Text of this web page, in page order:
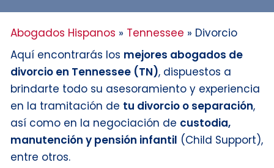
Abogados Hispanos » Tennessee » Divorcio
Aquí encontrarás los mejores abogados de
divorcio en Tennessee (TN), dispuestos a
brindarte todo su asesoramiento y experiencia
en la tramitación de tu divorcio o separación,
así como en la negociación de custodia,
manutención y pensión infantil (Child Support),
entre otros.